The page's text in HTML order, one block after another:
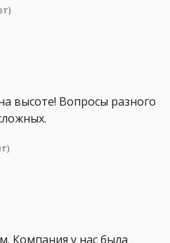
высоте! Вопросы разного
Компания у нас была